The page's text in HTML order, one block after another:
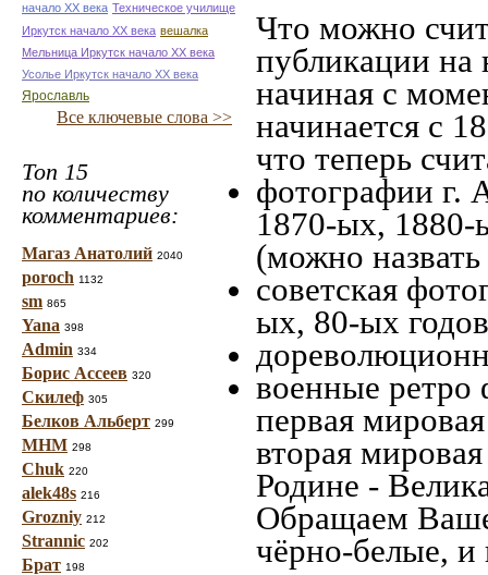
начало ХХ века Техническое училище
Иркутск начало ХХ века вешалка
Мельница Иркутск начало ХХ века
Усолье Иркутск начало ХХ века
Ярославль
Все ключевые слова >>
Топ 15
по количеству
комментариев:
Магаз Анатолий 2040
poroch 1132
sm 865
Yana 398
Admin 334
Борис Ассеев 320
Скилеф 305
Белков Альберт 299
МНМ 298
Chuk 220
alek48s 216
Grozniy 212
Strannic 202
Брат 198
Что можно
публикации
начиная c
начинается с
что теперь
фотографии г.
1870-ых, 1880-
(можно
советская
ых, 80-ых
военные ретро
первая
вторая
Родине -
Обращаем
чёрно-белые, и